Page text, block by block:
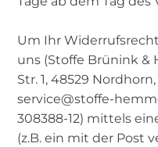
Um Ihr
uns (Stoffe Brünink &
Str. 1, 48529
service@stoffe-
308388-12) mittels
(z.B. ein mit der Post